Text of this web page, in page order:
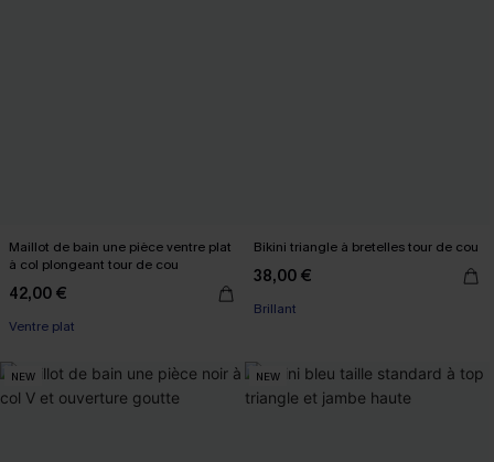
Maillot de bain une pièce ventre plat
à col plongeant tour de cou
42,00 €
Ventre plat
Bikini triangle à bretelles tour de cou
38,00 €
Brillant
NEW NEW